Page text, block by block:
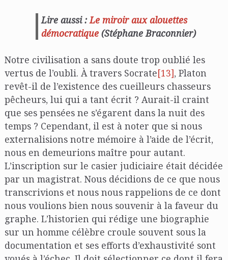
Lire aussi :Le miroir aux alouettes
démocratique(Stéphane Braconnier)
Notre civilisation a sans doute trop oublié les
vertus de l’oubli. À travers Socrate[13], Platon
revêt-il de l’existence des cueilleurs chasseurs
pêcheurs, lui qui a tant écrit ? Aurait-il craint
que ses pensées ne s’égarent dans la nuit des
temps ? Cependant, il est à noter que si nous
externalisions notre mémoire à l’aide de l’écrit,
nous en demeurions maître pour autant.
L’inscription sur le casier judiciaire était décidée
par un magistrat. Nous décidions de ce que nous
transcrivions et nous nous rappelions de ce dont
nous voulions bien nous souvenir à la faveur du
graphe. L’historien qui rédige une biographie
sur un homme célèbre croule souvent sous la
documentation et ses efforts d’exhaustivité sont